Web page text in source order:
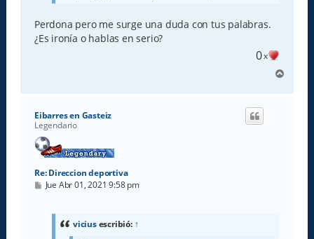
Perdona pero me surge una duda con tus palabras.
¿Es ironía o hablas en serio?
0x
r
Eibarres en Gasteiz
Legendario
Re: Direccion deportiva
M
Jue Abr 01, 2021 9:58 pm
viciusescribió: ↑